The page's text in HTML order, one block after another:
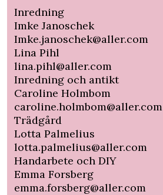
Inredning
Imke Janoschek
Imke.janoschek@aller.com
Lina Pihl
lina.pihl@aller.com
Inredning och antikt
Caroline Holmbom
caroline.holmbom@aller.com
Trädgård
Lotta Palmelius
lotta.palmelius@aller.com
Handarbete och DIY
Emma Forsberg
emma.forsberg@aller.com